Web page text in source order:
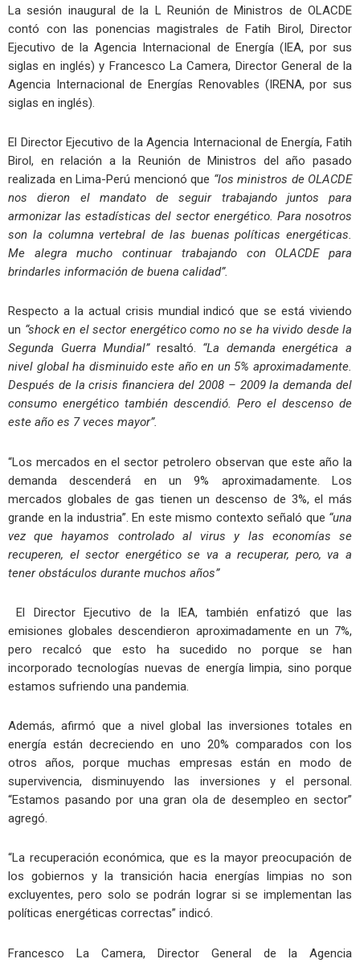
La sesión inaugural de la L Reunión de Ministros de OLACDE
contó con las ponencias magistrales de Fatih Birol, Director
Ejecutivo de la Agencia Internacional de Energía (IEA, por sus
siglas en inglés) y Francesco La Camera, Director General de la
Agencia Internacional de Energías Renovables (IRENA, por sus
siglas en inglés).
El Director Ejecutivo de la Agencia Internacional de Energía, Fatih
Birol, en relación a la Reunión de Ministros del año pasado
realizada en Lima-Perú mencionó que “los ministros de OLACDE
nos dieron el mandato de seguir trabajando juntos para
armonizar las estadísticas del sector energético. Para nosotros
son la columna vertebral de las buenas políticas energéticas.
Me alegra mucho continuar trabajando con OLACDE para
brindarles información de buena calidad”.
Respecto a la actual crisis mundial indicó que se está viviendo
un “shock en el sector energético como no se ha vivido desde la
Segunda Guerra Mundial”resaltó. “La demanda energética a
nivel global ha disminuido este año en un 5% aproximadamente.
Después de la crisis financiera del 2008 – 2009 la demanda del
consumo energético también descendió. Pero el descenso de
este año es 7 veces mayor”.
“Los mercados en el sector petrolero observan que este año la
demanda descenderá en un 9% aproximadamente. Los
mercados globales de gas tienen un descenso de 3%, el más
grande en la industria”. En este mismo contexto señaló que “una
vez que hayamos controlado al virus y las economías se
recuperen, el sector energético se va a recuperar, pero, va a
tener obstáculos durante muchos años”
El Director Ejecutivo de la IEA, también enfatizó que las
emisiones globales descendieron aproximadamente en un 7%,
pero recalcó que esto ha sucedido no porque se han
incorporado tecnologías nuevas de energía limpia, sino porque
estamos sufriendo una pandemia.
Además, afirmó que a nivel global las inversiones totales en
energía están decreciendo en uno 20% comparados con los
otros años, porque muchas empresas están en modo de
supervivencia, disminuyendo las inversiones y el personal.
“Estamos pasando por una gran ola de desempleo en sector”
agregó.
“La recuperación económica, que es la mayor preocupación de
los gobiernos y la transición hacia energías limpias no son
excluyentes, pero solo se podrán lograr si se implementan las
políticas energéticas correctas” indicó.
Francesco La Camera, Director General de la Agencia